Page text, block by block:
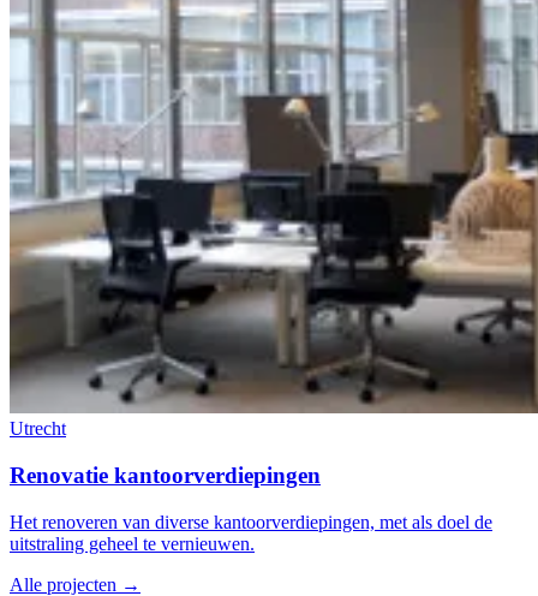
Utrecht
Renovatie kantoorverdiepingen
Het renoveren van diverse kantoorverdiepingen, met als doel de
uitstraling geheel te vernieuwen.
Alle projecten →